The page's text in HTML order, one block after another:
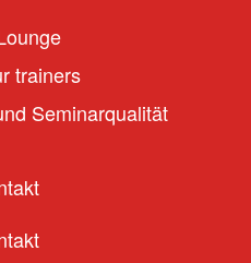
trainers
Seminarqualität